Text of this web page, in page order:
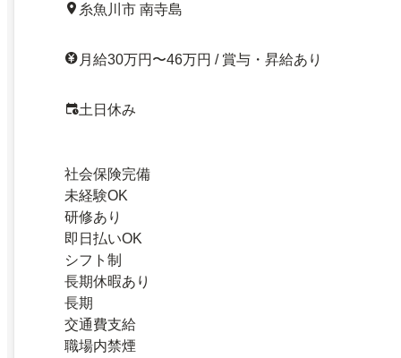
糸魚川市 南寺島
月給30万円〜46万円 / 賞与・昇給あり
土日休み
社会保険完備
未経験OK
研修あり
即日払いOK
シフト制
長期休暇あり
長期
交通費支給
職場内禁煙